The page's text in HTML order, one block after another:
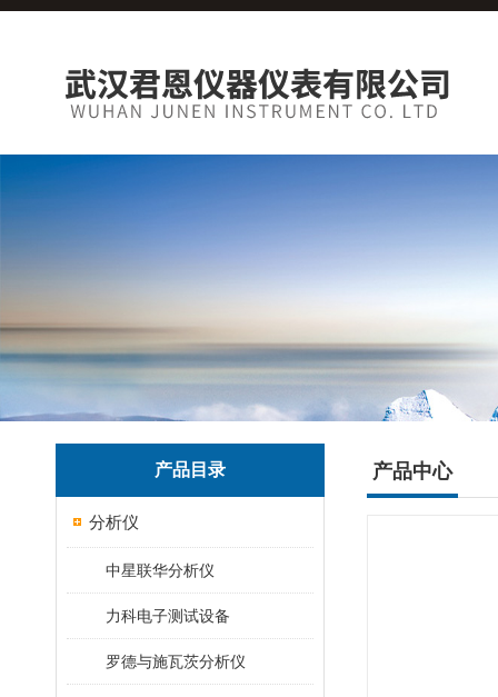
产品目录
分析仪
中星联华分析仪
力科电子测试设备
罗德与施瓦茨分析仪
产品中心